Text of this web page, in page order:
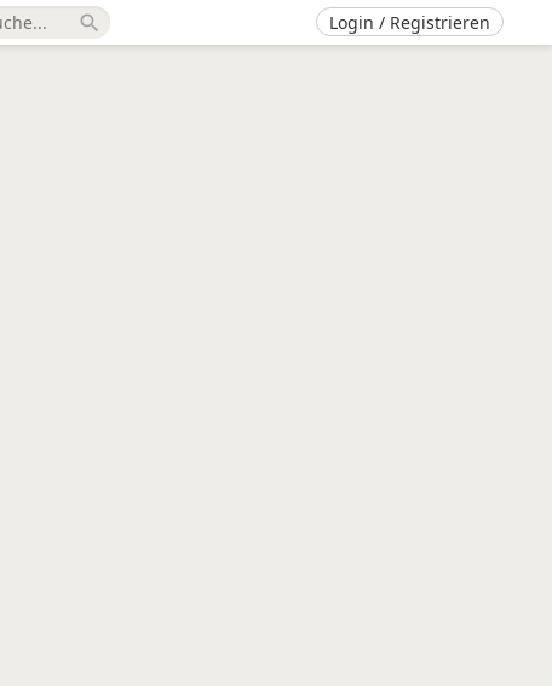
search Login / Registrieren